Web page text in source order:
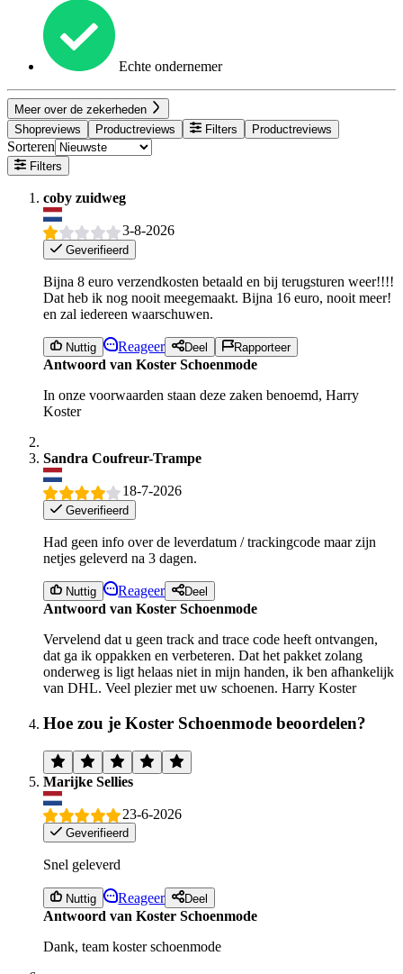
Echte ondernemer
Meer over de zekerheden
Shopreviews
Productreviews Filters Productreviews
Sorteren
Filters
coby zuidweg
3-8-2026
Geverifieerd
Bijna 8 euro verzendkosten betaald en bij terugsturen weer!!!!
Dat heb ik nog nooit meegemaakt. Bijna 16 euro, nooit meer!
en zal iedereen waarschuwen.
Nuttig Reageer Deel Rapporteer
Antwoord van Koster Schoenmode
In onze voorwaarden staan deze zaken benoemd, Harry
Koster
Sandra Coufreur-Trampe
18-7-2026
Geverifieerd
Had geen info over de leverdatum / trackingcode maar zijn
netjes geleverd na 3 dagen.
Nuttig Reageer Deel
Antwoord van Koster Schoenmode
Vervelend dat u geen track and trace code heeft ontvangen,
dat ga ik oppakken en verbeteren. Dat het pakket zolang
onderweg is ligt helaas niet in mijn handen, ik ben afhankelijk
van DHL. Veel plezier met uw schoenen. Harry Koster
Hoe zou je Koster Schoenmode beoordelen?
Marijke Sellies
23-6-2026
Geverifieerd
Snel geleverd
Nuttig Reageer Deel
Antwoord van Koster Schoenmode
Dank, team koster schoenmode